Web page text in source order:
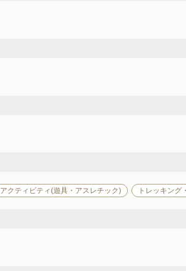
アクティビティ(遊具・アスレチック) トレッキング